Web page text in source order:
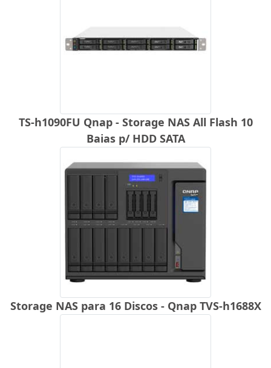
TS-h1090FU Qnap - Storage NAS All Flash 10
Baias p/ HDD SATA
Storage NAS para 16 Discos - Qnap TVS-h1688X